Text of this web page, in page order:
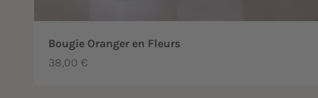
Bougie Oranger en Fleurs
Prix de vente
38,00 €